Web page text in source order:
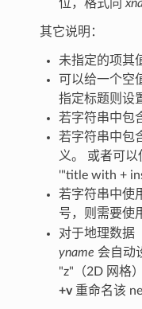
位，格式同
其它说明：
未指定的项其
可以给一个空
指定标题则设
若字符串中包
若字符串中包
义。 或者可
'"title with +
若字符串中使
号，则需要使
对于地理数据
yname 会自动
"z"（2D 网格
+v重命名该